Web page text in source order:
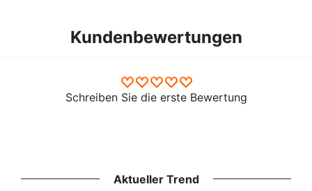
Kundenbewertungen
Schreiben Sie die erste Bewertung
Aktueller Trend